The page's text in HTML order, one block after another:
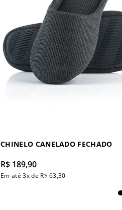
CHINELO CANELADO FECHADO
R$ 189,90
Em até3x de R$ 63,30